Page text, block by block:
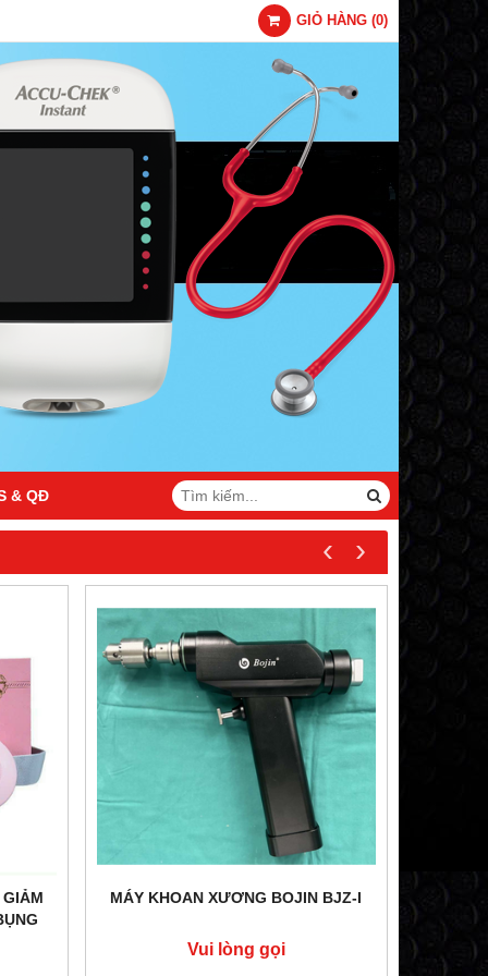
GIỎ HÀNG (0)
& QĐ
BJZ-I
LƯỠI CƯA TRÒN SSG640.8B (DÙNG
Vui lòng gọi
‹ ›